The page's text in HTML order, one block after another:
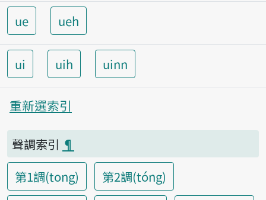
ue ueh
ui uih uinn
重新選索引
聲調索引 ¶
第1調(tong)
第2調(tóng)